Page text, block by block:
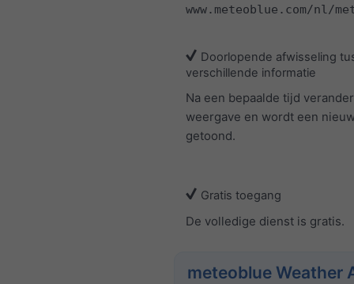
www.meteoblue.com/nl/
Doorlopende afwisseling
verschillende informatie
Na een bepaalde tijd
weergave en wordt een
getoond.
Gratis toegang
De volledige dienst is gratis.
meteoblue Weather